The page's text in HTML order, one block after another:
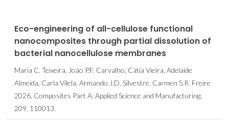
Eco-engineering of all-cellulose functional
nanocomposites through partial dissolution of
bacterial nanocellulose membranes
Maria C. Teixeira, João P.F. Carvalho, Cátia Vieira, Adelaide
Almeida, Carla Vilela, Armando J.D. Silvestre, Carmen S.R. Freire
2026, Composites Part A: Applied Science and Manufacturing,
209, 110013.